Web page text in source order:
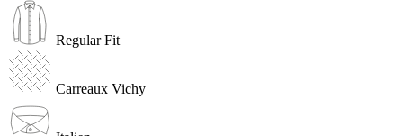
Regular Fit
Carreaux Vichy